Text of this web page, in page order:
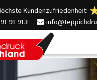
Kundenzufriedenheit:
91 913